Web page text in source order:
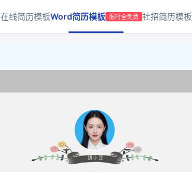
在线简历模板Word简历模板 限时全免费 社招简历模板